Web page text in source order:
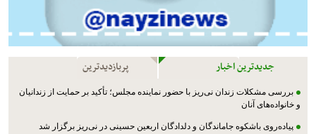
جدیدترین اخبار پربازدیدترین
بررسی مشکلات زندان نی‌ریز با حضور نماینده مجلس؛ تأکید بر حمایت از زندانیان
و خانواده‌های آنان
پیاده‌روی باشکوه جاماندگان و دلدادگان اربعین حسینی در نی‌ریز برگزار شد